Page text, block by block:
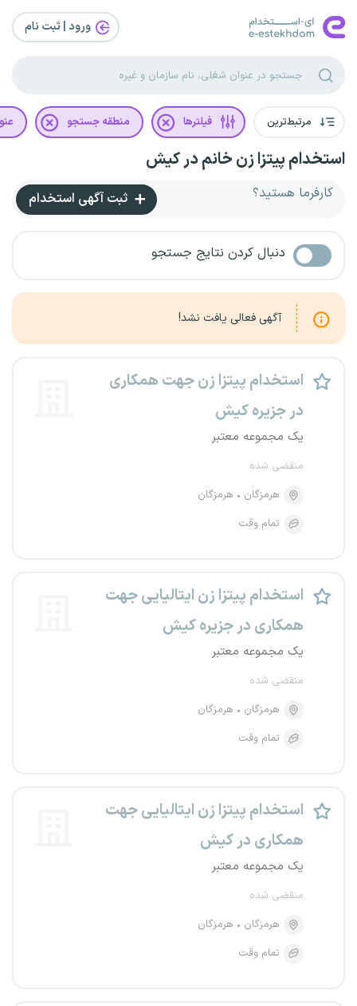
ورود | ثبت‌ نام
مرتبط‌ترین فیلترها منطقه جستجو
استخدام پیتزا زن خانم در کیش
کارفرما هستید؟ ثبت آگهی استخدام
دنبال کردن نتایج جستجو
آگهی فعالی یافت نشد!
استخدام پیتزا زن جهت همکاری
در جزیره کیش
یک مجموعه معتبر
منقضی شده
هرمزگان
هرمزگان
تمام وقت
استخدام پیتزا زن ایتالیایی جهت
همکاری در جزیره کیش
یک مجموعه معتبر
منقضی شده
هرمزگان
هرمزگان
تمام وقت
استخدام پیتزا زن ایتالیایی جهت
همکاری در کیش
یک مجموعه معتبر
منقضی شده
هرمزگان
هرمزگان
تمام وقت